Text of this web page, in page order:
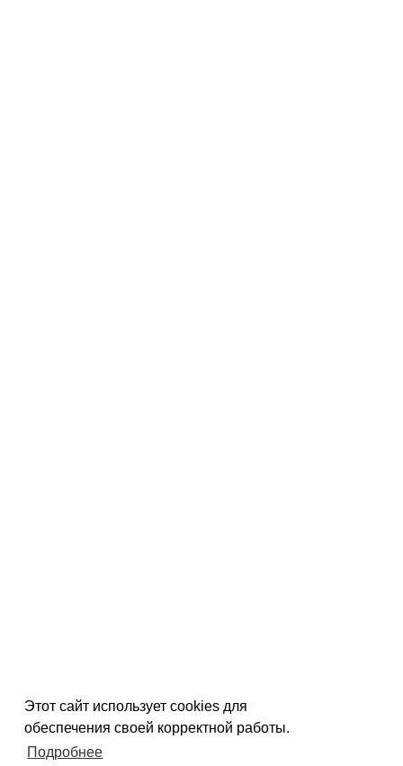
Этот сайт использует cookies для
обеспечения своей корректной работы.
Подробнее